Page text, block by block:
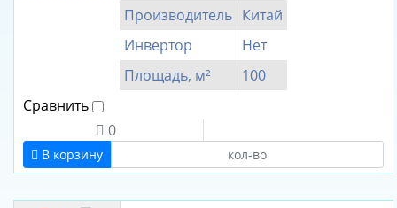
560
Инвертор
Да
Нет
Производитель Китай
Инвертор
Нет
Площадь, м²
100
Сравнить
0
В корзину